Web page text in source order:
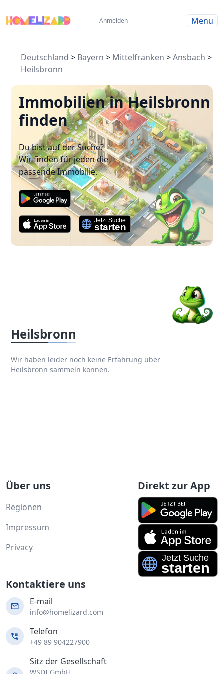
Anmelden Menu
Deutschland > Bayern > Mittelfranken >Ansbach >
Heilsbronn
Immobilien in Heilsbronn
finden
Du bist auf der Suche?
Wir finden für jeden die
passende Immobilie.
Heilsbronn
Wir haben leider noch keine Erfahrung über
Heilsbronn sammeln können.
Über uns
Regionen
Impressum
Privacy
Direkt zur App
Kontaktiere uns
E-mail
info@homelizard.com
Telefon
+49 89 904227900
Sitz der Gesellschaft